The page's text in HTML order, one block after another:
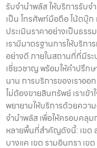
ครอบคลุมกลุ่มลูกค้าในหลายเ
สำคัญดังนี้: เขต ลาดพร้าว เข
เขต รามอินทรา เขต บางนา
ปลาเค้า รัชดาซอย หรือใกล้
เดอะมอลล์บางแค รามอินทร
ให้บริการถึงที่ บริการรับจำน
ครอบคลุมหลากหลายประเภ
โทรศัพท์มือถือ / สมาร์ตโฟน
ฯลฯ) รับจำนำ โน้ตบุ๊ก / คอม
รับจำนำ เครื่องใช้ไฟฟ้าเล็ก /
รูป / กล้องดิจิตอล / อุปกรณ์
รับจำนำพลัส ให้บริการรับ
เป็น โทรศัพท์มือถือ โน้ตบุ๊
ประเมินราคาอย่างเป็นธรร
เรามีมาตรฐานการให้บริก
อย่างดี ภายในสถานที่ที่มี
เชี่ยวชาญ พร้อมให้คำปรึก
นาน การบริการของเราอ
ไม่ต้องขายสินทรัพย์ เราเข้
พยายามให้บริการด้วยควา
จำนำพลัส เพื่อให้ครอบคลุม
หลายพื้นที่สำคัญดังนี้: เขต
บางแค เขต รามอินทรา เ